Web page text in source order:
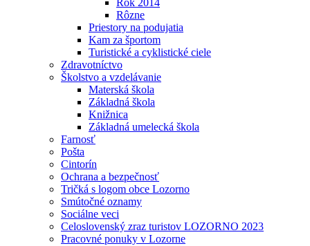
Rok 2014
Rôzne
Priestory na podujatia
Kam za športom
Turistické a cyklistické ciele
Zdravotníctvo
Školstvo a vzdelávanie
Materská škola
Základná škola
Knižnica
Základná umelecká škola
Farnosť
Pošta
Cintorín
Ochrana a bezpečnosť
Tričká s logom obce Lozorno
Smútočné oznamy
Sociálne veci
Celoslovenský zraz turistov LOZORNO 2023
Pracovné ponuky v Lozorne